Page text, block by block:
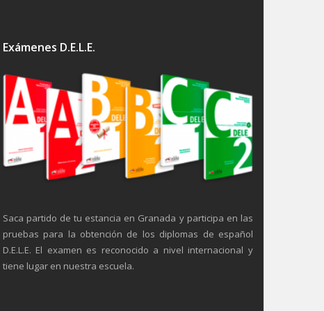
Exámenes D.E.L.E.
Saca partido de tu estancia en Granada y participa en las
pruebas para la obtención de los diplomas de español
D.E.L.E. El examen es reconocido a nivel internacional y
tiene lugar en nuestra escuela.